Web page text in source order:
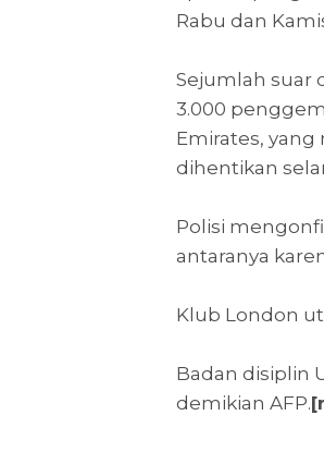
Rabu dan
Sejumlah suar
3.000
Emirates,
dihentikan
Polisi
antaranya
Klub London
Badan disiplin
demikian AFP.